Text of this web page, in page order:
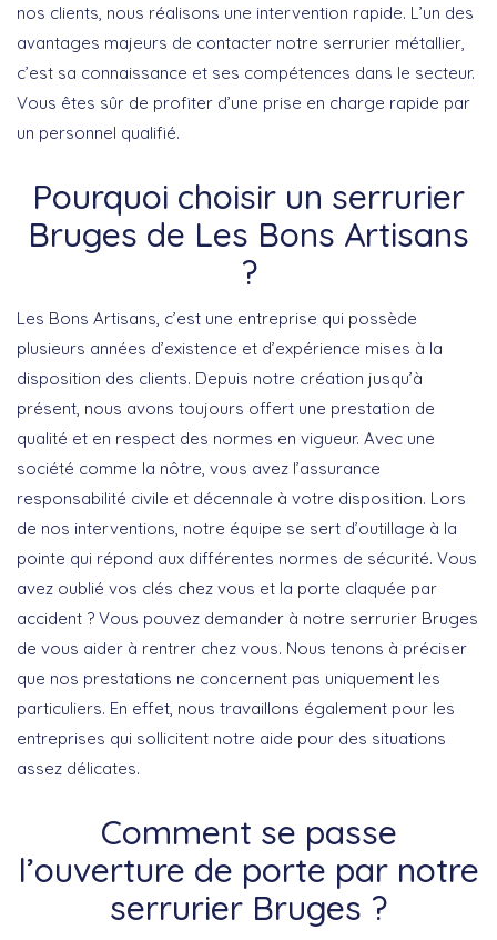
nos clients, nous réalisons une intervention rapide. L’un des
avantages majeurs de contacter notre serrurier métallier,
c’est sa connaissance et ses compétences dans le secteur.
Vous êtes sûr de profiter d’une prise en charge rapide par
un personnel qualifié.
Pourquoi choisir un serrurier
Bruges de Les Bons Artisans
?
Les Bons Artisans, c’est une entreprise qui possède
plusieurs années d’existence et d’expérience mises à la
disposition des clients. Depuis notre création jusqu’à
présent, nous avons toujours offert une prestation de
qualité et en respect des normes en vigueur. Avec une
société comme la nôtre, vous avez l’assurance
responsabilité civile et décennale à votre disposition. Lors
de nos interventions, notre équipe se sert d’outillage à la
pointe qui répond aux différentes normes de sécurité. Vous
avez oublié vos clés chez vous et la porte claquée par
accident ? Vous pouvez demander à notre serrurier Bruges
de vous aider à rentrer chez vous. Nous tenons à préciser
que nos prestations ne concernent pas uniquement les
particuliers. En effet, nous travaillons également pour les
entreprises qui sollicitent notre aide pour des situations
assez délicates.
Comment se passe
l’ouverture de porte par notre
serrurier Bruges ?